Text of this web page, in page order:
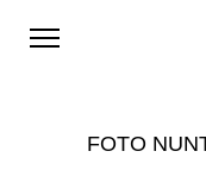
FOTO